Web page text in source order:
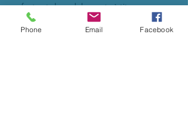
enfants et des adolescents à titre non
professionnel et de façon occasionnelle.
Phone Email Facebook